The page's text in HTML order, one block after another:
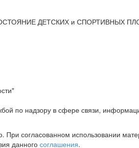
ДЕТСКИХ и СПОРТИВНЫХ
по надзору в сфере связи,
согласованном использовании
данного соглашения.